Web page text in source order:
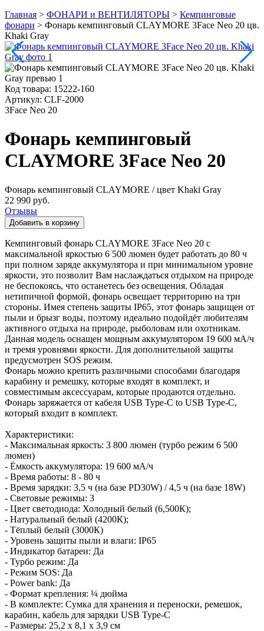
Главная > ФОНАРИ и ВЕНТИЛЯТОРЫ > Кемпинговые
фонари > Фонарь кемпинговый CLAYMORE 3Face Neo 20 цв.
Khaki Gray
Код товара: 15222-160
Артикул: CLF-2000
3Face Neo 20
Фонарь кемпинговый
CLAYMORE 3Face Neo 20
Фонарь кемпинговый CLAYMORE / цвет Khaki Gray
22 990 руб.
Отзывы
Кемпинговый фонарь CLAYMORE 3Face Neo 20 с
максимальной яркостью 6 500 люмен будет работать до 80 ч
при полном заряде аккумулятора и при минимальном уровне
яркости, это позволит Вам наслаждаться отдыхом на природе
не беспокоясь, что останетесь без освещения. Обладая
нетипичной формой, фонарь освещает территорию на три
стороны. Имея степень защиты IP65, этот фонарь защищен от
пыли и брызг воды, поэтому идеально подойдёт любителям
активного отдыха на природе, рыболовам или охотникам.
Данная модель оснащен мощным аккумулятором 19 600 мА/ч
и тремя уровнями яркости. Для дополнительной защиты
предусмотрен SOS режим.
Фонарь можно крепить различными способами благодаря
карабину и ремешку, которые входят в комплект, и
совместимым аксессуарам, которые продаются отдельно.
Фонарь заряжается от кабеля USB Type-C to USB Type-C,
который входит в комплект.
Характеристики:
- Максимальная яркость: 3 800 люмен (турбо режим 6 500
люмен)
- Ёмкость аккумулятора: 19 600 мА/ч
- Время работы: 8 - 80 ч
- Время зарядки: 3,5 ч (на базе PD30W) / 4,5 ч (на базе 18W)
- Световые режимы: 3
- Цвет светодиода: Холодный белый (6,500К);
- Натуральный белый (4200К);
- Тёплый белый (3000К)
- Уровень защиты пыли и влаги: IP65
- Индикатор батареи: Да
- Турбо режим: Да
- Режим SOS: Да
- Power bank: Да
- Формат крепления: ¼ дюйма
- В комплекте: Сумка для хранения и переноски, ремешок,
карабин, кабель для зарядки USB Type-C
- Размеры: 25,2 х 8,1 х 3,9 см